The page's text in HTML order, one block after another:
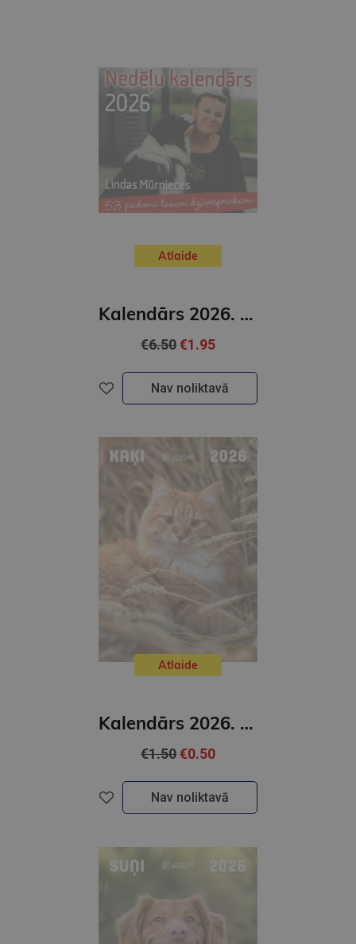
Atlaide
Kalendārs 2026. Nedēļu
€6.50€1.95
Nav noliktavā
Atlaide
Kalendārs 2026. Kaķi ( mazais)
€1.50€0.50
Nav noliktavā